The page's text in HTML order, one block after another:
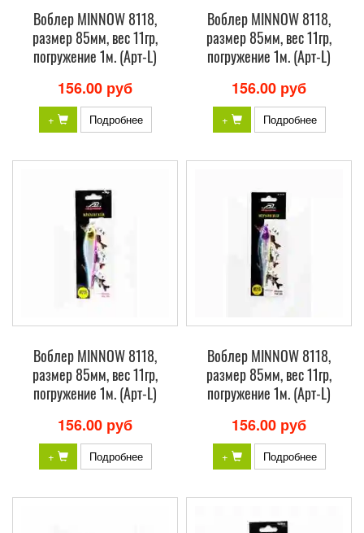
Воблер MINNOW 8118,
размер 85мм, вес 11гр,
погружение 1м. (Арт-L)
156.00 руб
+ Подробнее
Воблер MINNOW 8118,
размер 85мм, вес 11гр,
погружение 1м. (Арт-L)
156.00 руб
+ Подробнее
Воблер MINNOW 8118,
размер 85мм, вес 11гр,
погружение 1м. (Арт-L)
156.00 руб
+ Подробнее
Воблер MINNOW 8118,
размер 85мм, вес 11гр,
погружение 1м. (Арт-L)
156.00 руб
+ Подробнее